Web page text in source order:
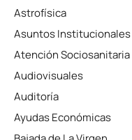
Astrofísica
Asuntos Institucionales
Atención Sociosanitaria
Audiovisuales
Auditoría
Ayudas Económicas